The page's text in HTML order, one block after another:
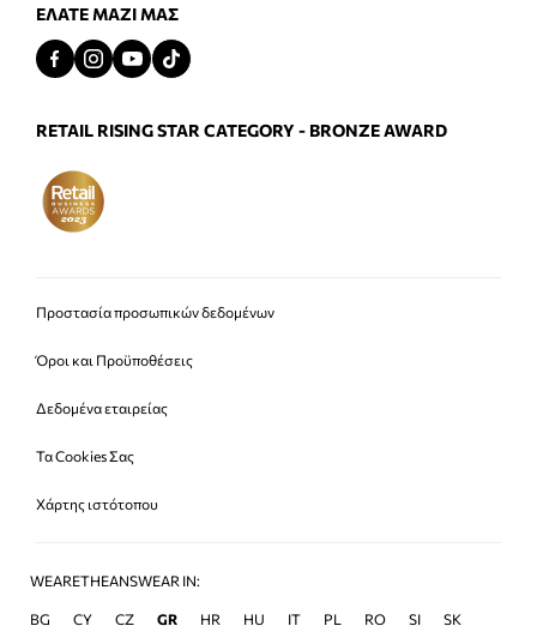
ΕΛΆΤΕ ΜΑΖΊ ΜΑΣ
RETAIL RISING STAR CATEGORY - BRONZE AWARD
Προστασία προσωπικών δεδομένων
Όροι και Προϋποθέσεις
Δεδομένα εταιρείας
Τα Cookies Σας
Χάρτης ιστότοπου
WEARETHEANSWEAR IN:
BG CY CZ GR HR HU IT PL RO SI SK